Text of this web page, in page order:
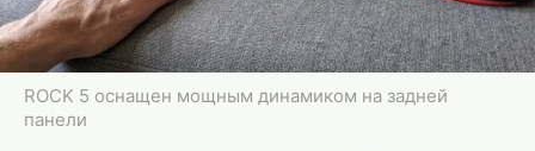
ROCK 5 оснащен мощным динамиком на задней
панели